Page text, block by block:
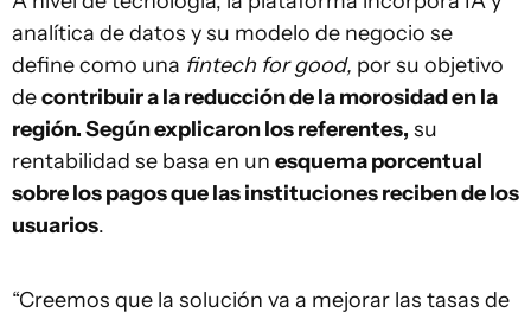
analítica de datos y su modelo de negocio se
define como una fintech for good, por su objetivo
decontribuir a la reducción de la morosidad en la
región. Según explicaron los referentes, su
rentabilidad se basa en un esquema porcentual
sobre los pagos que las instituciones reciben de los
usuarios.
“Creemos que la solución va a mejorar las tasas de